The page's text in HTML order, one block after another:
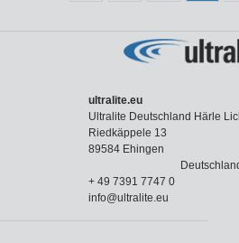
ultralite.eu
Ultralite Deutschland Härle
Riedkäppele 13
89584 Ehingen
+ 49 7391 7747 0
info@ultralite.eu